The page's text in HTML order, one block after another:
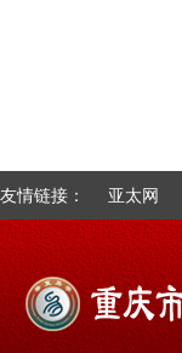
友情链接： 亚太网